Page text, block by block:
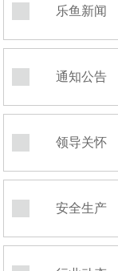
乐鱼新闻
通知公告
领导关怀
安全生产